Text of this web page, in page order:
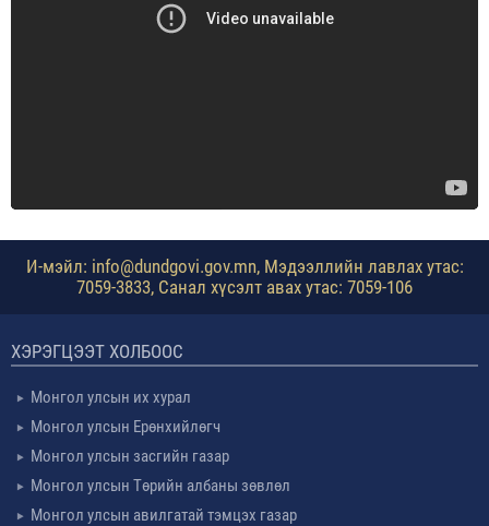
И-мэйл: info@dundgovi.gov.mn, Мэдээллийн лавлах утас:
7059-3833, Санал хүсэлт авах утас: 7059-106
ХЭРЭГЦЭЭТ ХОЛБООС
Монгол улсын их хурал
Монгол улсын Ерөнхийлөгч
Монгол улсын засгийн газар
Монгол улсын Төрийн албаны зөвлөл
Монгол улсын авилгатай тэмцэх газар